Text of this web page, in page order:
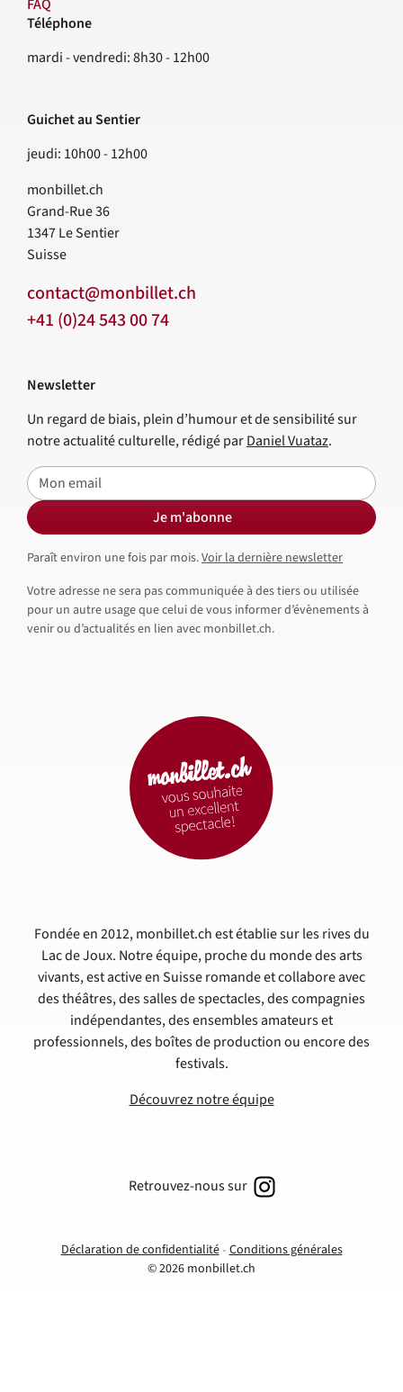
FAQ
Contact
Téléphone
mardi - vendredi: 8h30 - 12h00
Guichet au Sentier
jeudi: 10h00 - 12h00
monbillet.ch
Grand-Rue 36
1347Le Sentier
Suisse
contact@monbillet.ch
+41 (0)24 543 00 74
Fondée en 2012, monbillet.ch est établie sur les rives du
Lac de Joux. Notre équipe, proche du monde des arts
vivants, est active en Suisse romande et collabore avec
des théâtres, des salles de spectacles, des compagnies
indépendantes, des ensembles amateurs et
professionnels, des boîtes de production ou encore des
festivals.
Découvrez notre équipe
Newsletter
Un regard de biais, plein d’humour et de sensibilité sur
notre actualité culturelle, rédigé parDaniel Vuataz.
E-mail
Je m'abonne
Paraît environ une fois par mois.Voir la dernière newsletter
Votre adresse ne sera pas communiquée à des tiers ou utilisée
pour un autre usage que celui de vous informer d’évènements à
venir ou d’actualités en lien avec monbillet.ch.
Déclaration de confidentialité Conditions générales
© 2026 monbillet.ch
Retrouvez-nous sur